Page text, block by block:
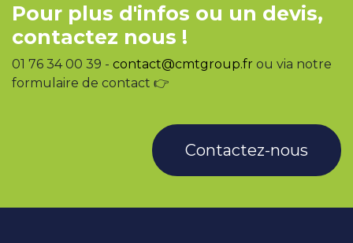
Pour plus d'infos ou un devis,
contactez nous !
01 76 34 00 39 - contact@cmtgroup.fr ou via notre
formulaire de contact 👉
Contactez-nous